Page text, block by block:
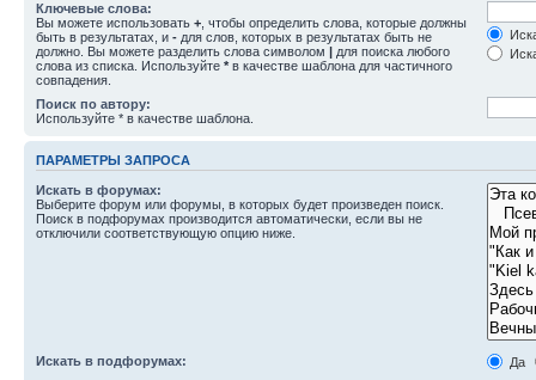
Ключевые слова:
Вы можете использовать + , чтобы определить слова, которые должны
быть в результатах, и - для слов, которых в результатах быть не
должно. Вы можете разделить слова символом | для поиска любого
слова из списка. Используйте * в качестве шаблона для частичного
совпадения.
Поиск по автору:
Используйте * в качестве шаблона.
ПАРАМЕТРЫ ЗАПРОСА
Искать в форумах:
Выберите форум или форумы, в которых будет произведен поиск.
Поиск в подфорумах производится автоматически, если вы не
отключили соответствующую опцию ниже.
Искать в подфорумах:
Да